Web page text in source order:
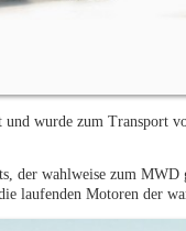
wurde zum Transport
der wahlweise zum
laufenden Motoren der